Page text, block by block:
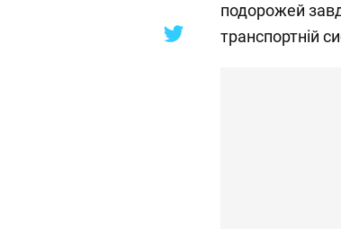
подорожей
транспортній